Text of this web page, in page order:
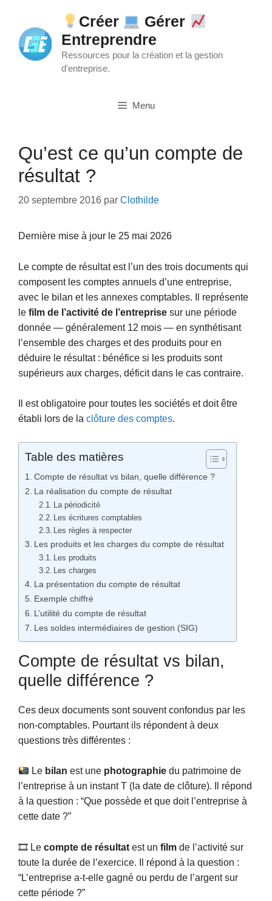
contenu
Créer
Gérer
Entreprendre
Ressources pour la création et la gestion
d'entreprise.
Menu
Qu’est ce qu’un compte de
résultat ?
20 septembre 2016 par Clothilde
Dernière mise à jour le 25 mai 2026
Le compte de résultat est l’un des trois documents qui
composent les comptes annuels d’une entreprise,
avec le bilan et les annexes comptables. Il représente
le film de l’activité de l’entreprise sur une période
donnée — généralement 12 mois — en synthétisant
l’ensemble des charges et des produits pour en
déduire le résultat : bénéfice si les produits sont
supérieurs aux charges, déficit dans le cas contraire.
Il est obligatoire pour toutes les sociétés et doit être
établi lors de la clôture des comptes.
Table des matières
Compte de résultat vs bilan, quelle différence ?
La réalisation du compte de résultat
La périodicité
Les écritures comptables
Les règles à respecter
Les produits et les charges du compte de résultat
Les produits
Les charges
La présentation du compte de résultat
Exemple chiffré
L’utilité du compte de résultat
Les soldes intermédiaires de gestion (SIG)
Compte de résultat vs bilan,
quelle différence ?
Ces deux documents sont souvent confondus par les
non-comptables. Pourtant ils répondent à deux
questions très différentes :
Le bilan est une photographie du patrimoine de
l’entreprise à un instant T (la date de clôture). Il répond
à la question : “Que possède et que doit l’entreprise à
cette date ?”
🎞 Le compte de résultat est un film de l’activité sur
toute la durée de l’exercice. Il répond à la question :
“L’entreprise a-t-elle gagné ou perdu de l’argent sur
cette période ?”